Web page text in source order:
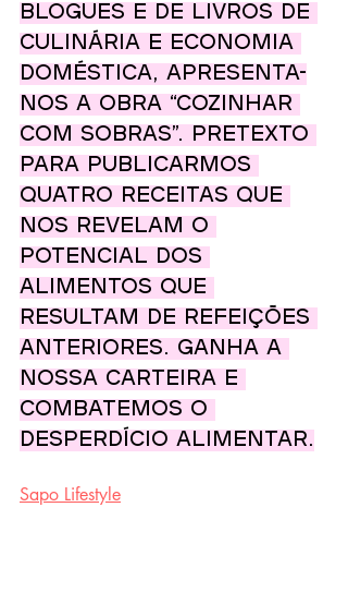
blogues e de livros de
culinária e economia
doméstica, apresenta-
nos a obra “Cozinhar
com sobras”. Pretexto
para publicarmos
quatro receitas que
nos revelam o
potencial dos
alimentos que
resultam de refeições
anteriores. Ganha a
nossa carteira e
combatemos o
desperdício alimentar.
Sapo Lifestyle